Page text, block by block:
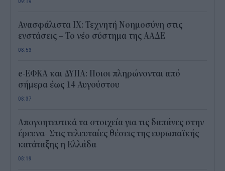
Ανασφάλιστα ΙΧ: Τεχνητή Νοημοσύνη στις
ενστάσεις – Το νέο σύστημα της ΑΑΔΕ
08:53
e-ΕΦΚΑ και ΔΥΠΑ: Ποιοι πληρώνονται από
σήμερα έως 14 Αυγούστου
08:37
Απογοητευτικά τα στοιχεία για τις δαπάνες στην
έρευνα- Στις τελευταίες θέσεις της ευρωπαϊκής
κατάταξης η Ελλάδα
08:19